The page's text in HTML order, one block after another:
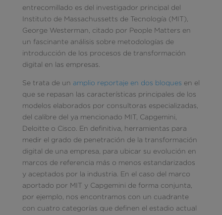
entrecomillado es del investigador principal del
Instituto de Massachussetts de Tecnología (MIT),
George Westerman, citado por People Matters en
un fascinante análisis sobre metodologías de
introducción de los procesos de transformación
digital en las empresas.
Se trata de un amplio reportaje en dos bloques en el
que se repasan las características principales de los
modelos elaborados por consultoras especializadas,
del calibre del ya mencionado MIT, Capgemini,
Deloitte o Cisco. En definitiva, herramientas para
medir el grado de penetración de la transformación
digital de una empresa, para ubicar su evolución en
marcos de referencia más o menos estandarizados
y aceptados por la industria. En el caso del marco
aportado por MIT y Capgemini de forma conjunta,
por ejemplo, nos encontramos con un cuadrante
con cuatro categorías que definen el estadio actual